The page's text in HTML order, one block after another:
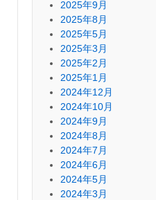
2025年9月
2025年8月
2025年5月
2025年3月
2025年2月
2025年1月
2024年12月
2024年10月
2024年9月
2024年8月
2024年7月
2024年6月
2024年5月
2024年3月